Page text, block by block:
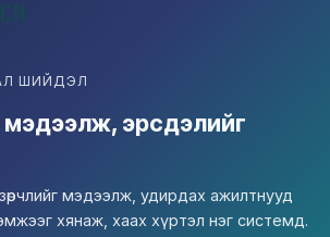
ШИЙДЭЛ
эрсдэлийг
мэдээлж, удирдах ажилтнууд
хянаж, хаах хүртэл нэг системд.